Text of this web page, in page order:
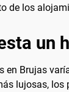
de los
un
en Brujas
lujosas, los